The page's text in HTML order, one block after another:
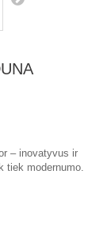
– inovatyvus ir
tiek modernumo.